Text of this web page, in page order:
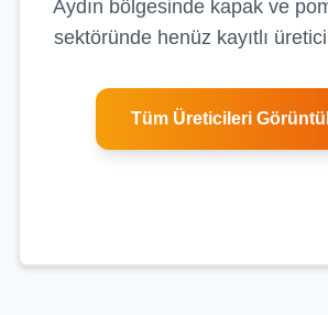
Aydın bölgesinde kapak ve
sektöründe henüz kayıtlı
Tüm Üreticileri